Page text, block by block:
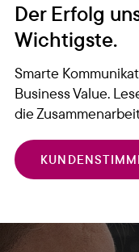
Der Erfolg
Wichtigste.
Smarte
Business Value.
die